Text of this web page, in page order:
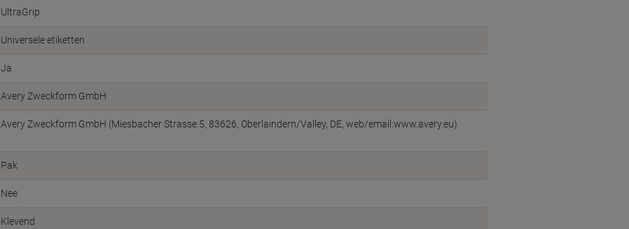
UltraGrip
Universele etiketten
Ja
Avery Zweckform GmbH
Avery Zweckform GmbH (Miesbacher Strasse 5, 83626, Oberlaindern/Valley, DE, web/email:www.avery.eu)
Pak
Nee
Klevend